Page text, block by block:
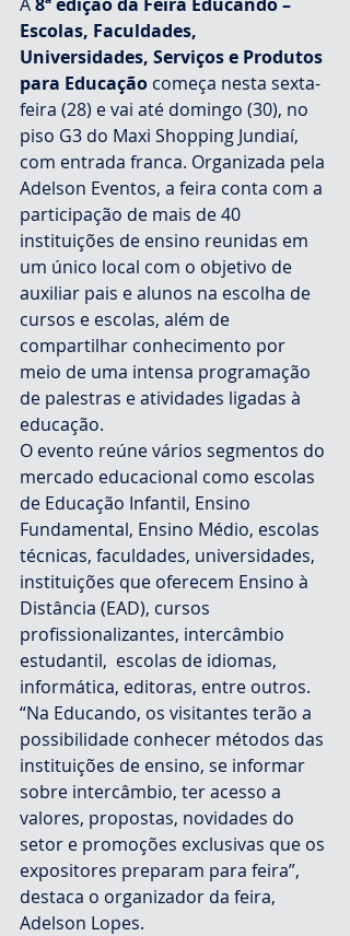
Escolas, Faculdades,
Universidades, Serviços e Produtos
para Educação começa nesta sexta-
feira (28) e vai até domingo (30), no
piso G3 do Maxi Shopping Jundiaí,
com entrada franca. Organizada pela
Adelson Eventos, a feira conta com a
participação de mais de 40
instituições de ensino reunidas em
um único local com o objetivo de
auxiliar pais e alunos na escolha de
cursos e escolas, além de
compartilhar conhecimento por
meio de uma intensa programação
de palestras e atividades ligadas à
educação.
O evento reúne vários segmentos do
mercado educacional como escolas
de Educação Infantil, Ensino
Fundamental, Ensino Médio, escolas
técnicas, faculdades, universidades,
instituições que oferecem Ensino à
Distância (EAD), cursos
profissionalizantes, intercâmbio
estudantil,  escolas de idiomas,
informática, editoras, entre outros.
“Na Educando, os visitantes terão a
possibilidade conhecer métodos das
instituições de ensino, se informar
sobre intercâmbio, ter acesso a
valores, propostas, novidades do
setor e promoções exclusivas que os
expositores preparam para feira”,
destaca o organizador da feira,
Adelson Lopes.